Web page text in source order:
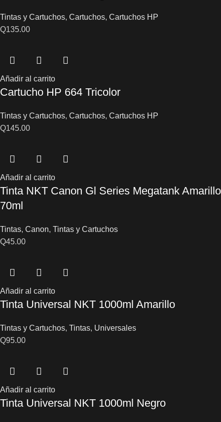
Tintas y Cartuchos, Cartuchos, Cartuchos HP
Q135.00
Añadir al carrito
Cartucho HP 664 Tricolor
Tintas y Cartuchos, Cartuchos, Cartuchos HP
Q145.00
Añadir al carrito
Tinta NKT Canon Gl Series Megatank Amarillo
70ml
Tintas, Canon, Tintas y Cartuchos
Q45.00
Añadir al carrito
Tinta Universal NKT 1000ml Amarillo
Tintas y Cartuchos, Tintas, Universales
Q95.00
Añadir al carrito
Tinta Universal NKT 1000ml Negro